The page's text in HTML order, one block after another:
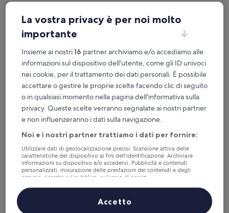
(1.004
recensioni)
è
tasse e oneri inclusi
Steigenberger Graf Zeppelin
Steigenberger Graf Zeppelin
Hauptbahnhof
Steigenberger Graf Zeppelin
La vostra privacy è per noi molto
importante
Insieme ai nostri16 partner archiviamo e/o accediamo alle
informazioni sul dispositivo dell'utente, come gli ID univoci
nei cookie, per il trattamento dei dati personali. È possibile
accettare o gestire le proprie scelte facendo clic di seguito
o in qualsiasi momento nella pagina dell'informativa sulla
privacy. Queste scelte verranno segnalate ai nostri partner
e non influenzeranno i dati sulla navigazione.
Noi e i nostri partner trattiamo i dati per fornire:
Utilizzare dati di geolocalizzazione precisi. Scansione attiva delle
caratteristiche del dispositivo ai fini dell’identificazione. Archiviare
informazioni su dispositivo e/o accedervi. Pubblicità e contenuti
personalizzati, misurazione delle prestazioni dei contenuti e degli
annunci, ricerche sul pubblico, sviluppo di servizi.
Elenco dei partner (fornitori)
Accetto